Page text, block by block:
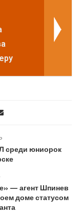
среди юниорок
— агент Шпинев
доме статусом